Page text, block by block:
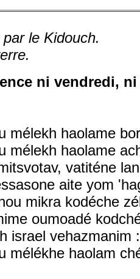
le Kidouch.
ni vendredi,
mélekh haolame
mélekh haolame
vatiténe
aite yom
mikra kodéche
oumoadé
israel vehazmanim :
mélékhe haolam